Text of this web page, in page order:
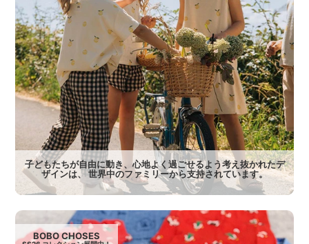
子どもたちが自由に動き、心地よく過ごせるよう考え抜かれたデ
ザインは、 世界中のファミリーから支持されています。
BOBO CHOSES